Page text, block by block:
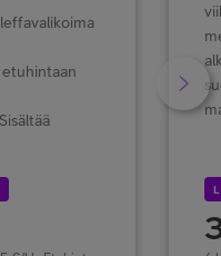
leffavalikoima